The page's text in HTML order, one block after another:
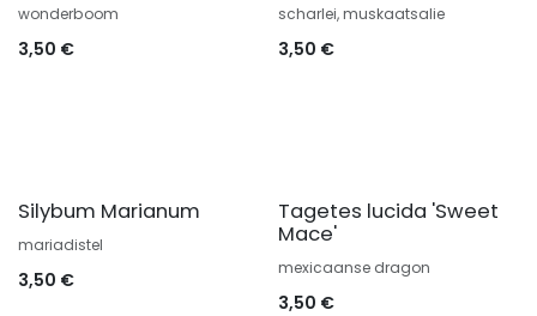
wonderboom
3,50 €
scharlei, muskaatsalie
3,50 €
Silybum Marianum
mariadistel
3,50 €
Tagetes lucida 'Sweet
Mace'
mexicaanse dragon
3,50 €